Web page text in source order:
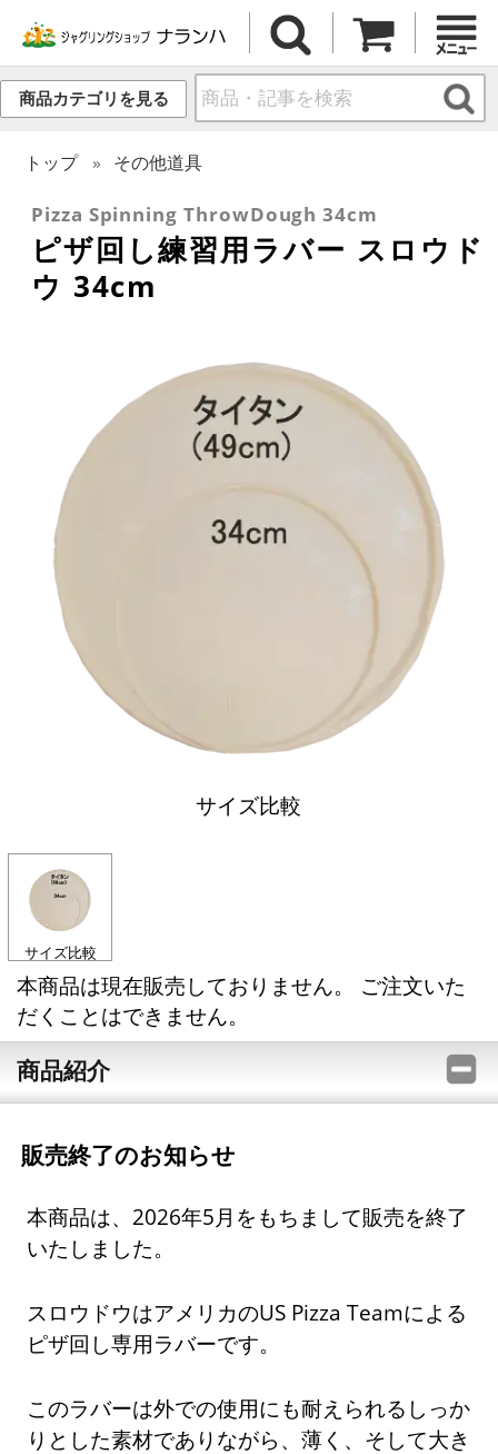
商品カテゴリを見る
トップ その他道具
Pizza Spinning ThrowDough 34cm
ピザ回し練習用ラバー スロウド
ウ 34cm
サイズ比較
サイズ比較
本商品は現在販売しておりません。 ご注文いた
だくことはできません。
商品紹介
販売終了のお知らせ
本商品は、2026年5月をもちまして販売を終了
いたしました。
スロウドウはアメリカのUS Pizza Teamによる
ピザ回し専用ラバーです。
このラバーは外での使用にも耐えられるしっか
りとした素材でありながら、薄く、そして大き